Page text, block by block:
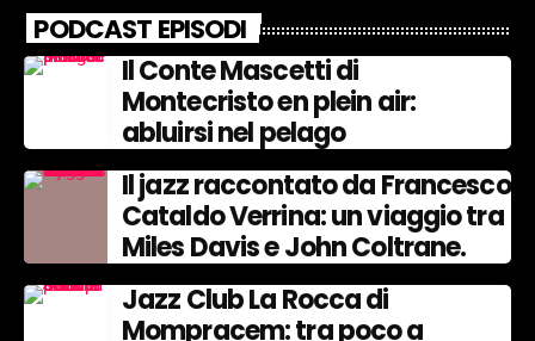
PODCAST EPISODI
Il Conte Mascetti di
Montecristo en plein air:
abluirsi nel pelago
Il jazz raccontato da Francesco
Cataldo Verrina: un viaggio tra
Miles Davis e John Coltrane.
Jazz Club La Rocca di
Mompracem: tra poco a